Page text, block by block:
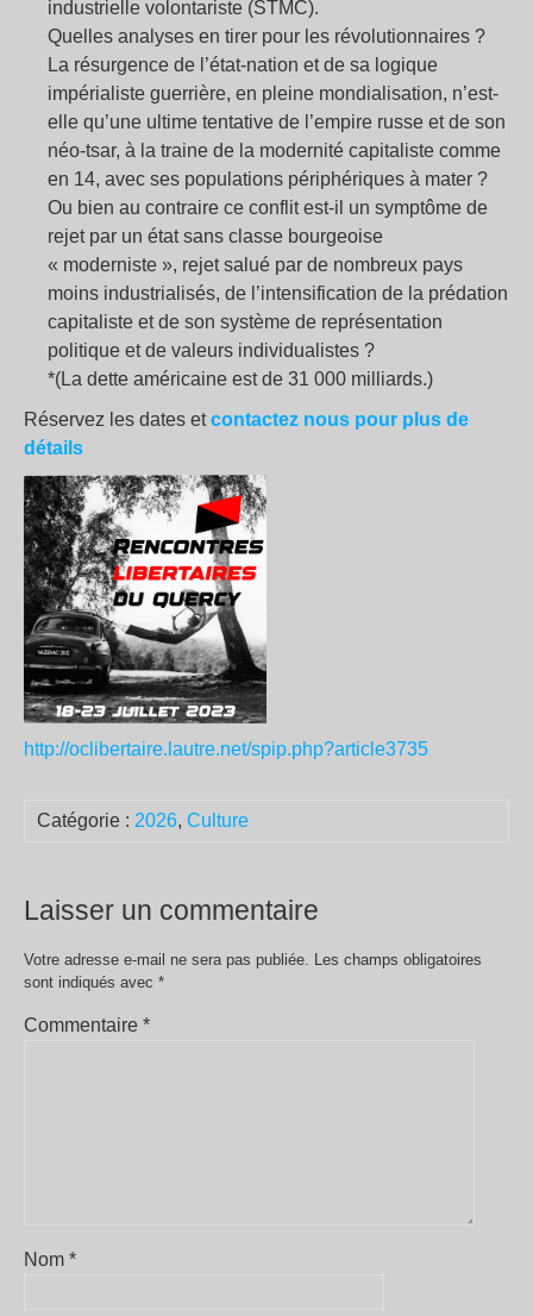
industrielle volontariste (STMC).
Quelles analyses en tirer pour les révolutionnaires ?
La résurgence de l’état-nation et de sa logique
impérialiste guerrière, en pleine mondialisation, n’est-
elle qu’une ultime tentative de l’empire russe et de son
néo-tsar, à la traine de la modernité capitaliste comme
en 14, avec ses populations périphériques à mater ?
Ou bien au contraire ce conflit est-il un symptôme de
rejet par un état sans classe bourgeoise
« moderniste », rejet salué par de nombreux pays
moins industrialisés, de l’intensification de la prédation
capitaliste et de son système de représentation
politique et de valeurs individualistes ?
*(La dette américaine est de 31 000 milliards.)
Réservez les dates etcontactez nous pour plus de
détails
http://oclibertaire.lautre.net/spip.php?article3735
Catégorie : 2026, Culture
Laisser un commentaire
Votre adresse e-mail ne sera pas publiée. Les champs obligatoires
sont indiqués avec *
Commentaire *
Nom *